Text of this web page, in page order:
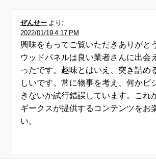
ぜんせー
より:
2022/01/19 4:17 PM
興味をもってご覧いただきありがと
ウッドパネルは良い業者さんに出会
ったです。趣味とはいえ、突き詰め
しいです。常に物事を考え、何かビ
きないか試行錯誤しています。これ
ギークスが提供するコンテンツをお
い。